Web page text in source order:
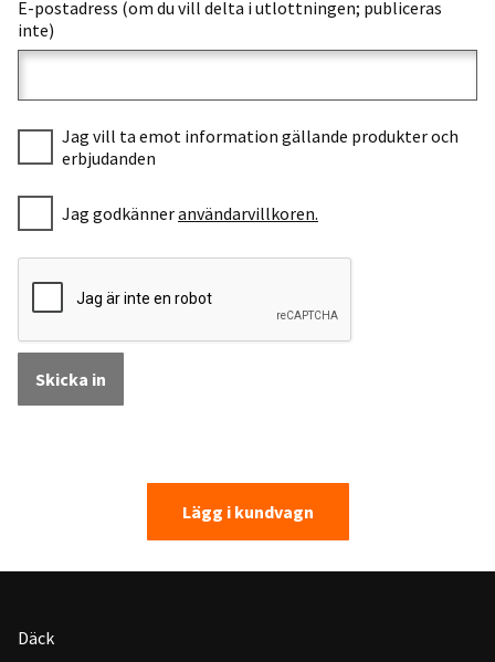
Lägg i kundvagn
E-postadress (om du vill delta i utlottningen; publiceras
inte)
Jag vill ta emot information gällande produkter och
erbjudanden
Jag godkänneranvändarvillkoren.
Skicka in
Däck